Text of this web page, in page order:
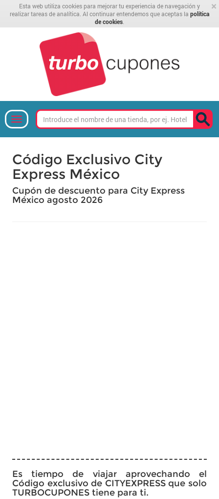
×
Esta web utiliza cookies para mejorar tu experiencia de navegación y
realizar tareas de analítica. Al continuar entendemos que aceptas la política
de cookies
Código Exclusivo City
Express México
Cupón de descuento para City Express
México agosto 2026
Es tiempo de viajar aprovechando el
Código exclusivo de CITYEXPRESS que solo
TURBOCUPONES tiene para ti.